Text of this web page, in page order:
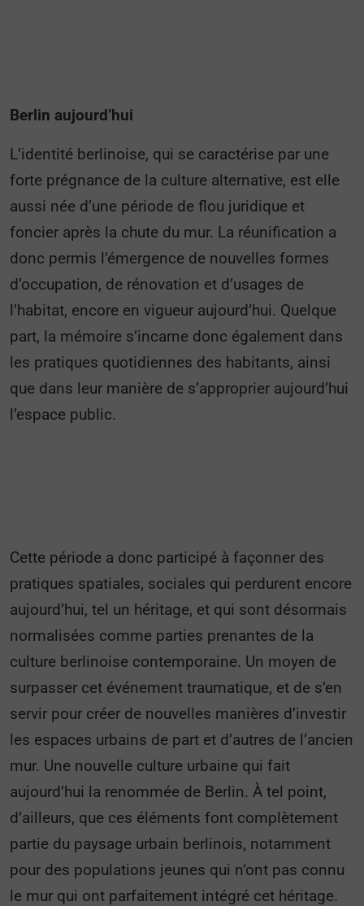
Berlin aujourd’hui
L’identité berlinoise, qui se caractérise par une
forte prégnance de la culture alternative, est elle
aussi née d’une période de flou juridique et
foncier après la chute du mur. La réunification a
donc permis l’émergence de nouvelles formes
d’occupation, de rénovation et d’usages de
l’habitat, encore en vigueur aujourd’hui. Quelque
part, la mémoire s’incarne donc également dans
les pratiques quotidiennes des habitants, ainsi
que dans leur manière de s’approprier aujourd’hui
l’espace public.
Cette période a donc participé à façonner des
pratiques spatiales, sociales qui perdurent encore
aujourd’hui, tel un héritage, et qui sont désormais
normalisées comme parties prenantes de la
culture berlinoise contemporaine. Un moyen de
surpasser cet événement traumatique, et de s’en
servir pour créer de nouvelles manières d’investir
les espaces urbains de part et d’autres de l’ancien
mur. Une nouvelle culture urbaine qui fait
aujourd’hui la renommée de Berlin. À tel point,
d’ailleurs, que ces éléments font complètement
partie du paysage urbain berlinois, notamment
pour des populations jeunes qui n’ont pas connu
le mur qui ont parfaitement intégré cet héritage.